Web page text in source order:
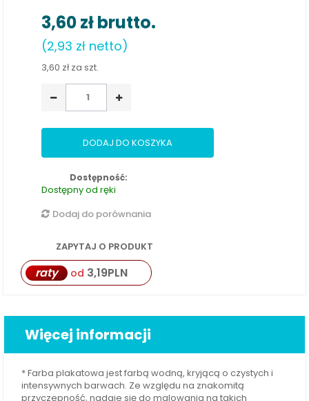
3,60 złbrutto.
(2,93 zł netto)
3,60 zł za szt.
DODAJ DO KOSZYKA
Dostępność:
Dostępny od ręki
Dodaj do porównania
ZAPYTAJ O PRODUKT
raty od 3,19PLN
Więcej informacji
* Farba plakatowa jest farbą wodną, kryjącą o czystych i
intensywnych barwach. Ze względu na znakomitą
przyczepność, nadaje się do malowania na takich